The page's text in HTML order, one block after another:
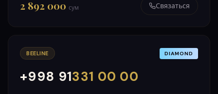
2 892 000 сум Связаться
BEELINE DIAMOND
+998 91331 00 00
000
999